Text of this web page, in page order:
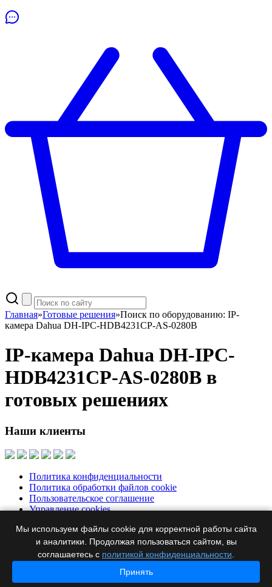
Главная»Готовые решения»Поиск по оборудованию: IP-
камера Dahua DH-IPC-HDB4231CP-AS-0280B
IP-камера Dahua DH-IPC-
HDB4231CP-AS-0280B в
готовых решениях
Наши клиенты
Политика конфиденциальности
Политика обработки файлов cookie
Пользовательское соглашение
Управление cookies
Москва, Бумажный пр., д. 14, корп. 1, офис 313 +7 495 644-39-
ertel@ertel.ru
Информация размещенная на сайте не является публичной
© 2012 – 2026, ООО «Эртел»
Мы используем файлы cookie для корректной работы сайта
и аналитики. Продолжая пользоваться сайтом, вы
соглашаетесь с политикой конфиденциальности
Принять